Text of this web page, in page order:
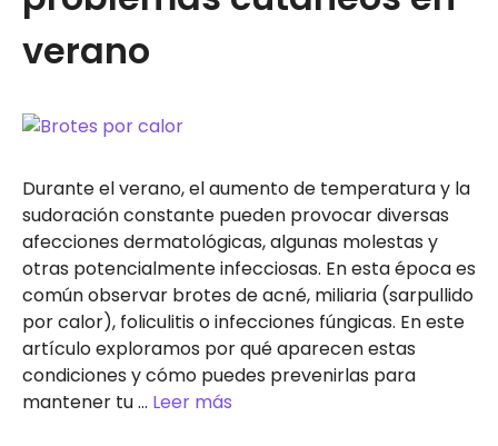
verano
Durante el verano, el aumento de temperatura y la
sudoración constante pueden provocar diversas
afecciones dermatológicas, algunas molestas y
otras potencialmente infecciosas. En esta época es
común observar brotes de acné, miliaria (sarpullido
por calor), foliculitis o infecciones fúngicas. En este
artículo exploramos por qué aparecen estas
condiciones y cómo puedes prevenirlas para
mantener tu … Leer más